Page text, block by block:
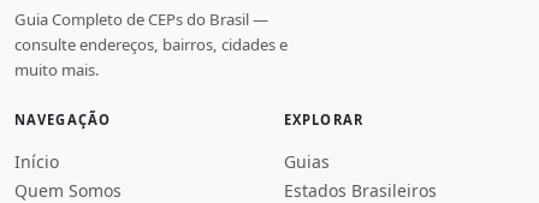
Guia Completo de CEPs do Brasil —
consulte endereços, bairros, cidades e
muito mais.
NAVEGAÇÃO
Início
Quem Somos
EXPLORAR
Guias
Estados Brasileiros